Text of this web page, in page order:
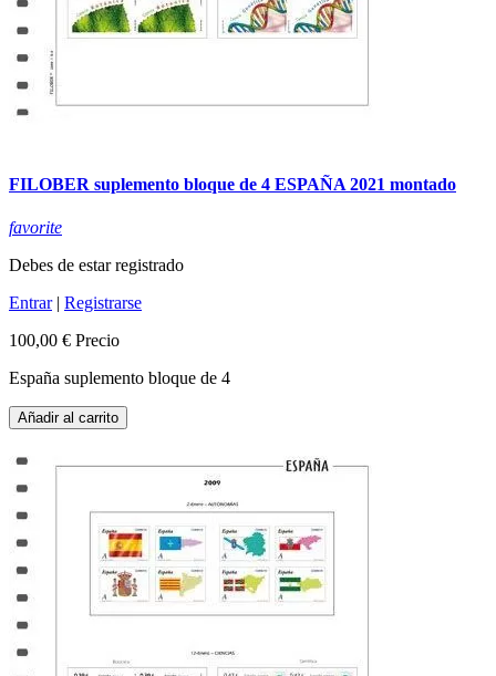
FILOBER suplemento bloque de 4 ESPAÑA 2021 montado
favorite
Debes de estar registrado
Entrar| Registrarse
100,00 € Precio
España suplemento bloque de 4
Añadir al carrito